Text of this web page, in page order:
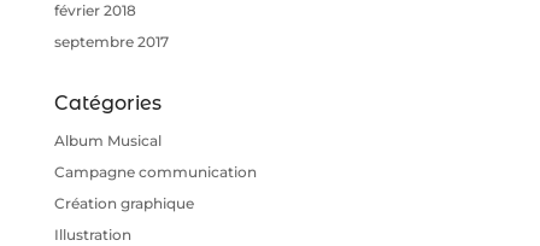
février 2018
septembre 2017
Catégories
Album Musical
Campagne communication
Création graphique
Illustration